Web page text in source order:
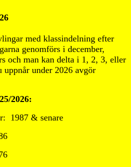
med klassindelning efter
genomförs i december,
och man kan delta i 1, 2, 3, eller
under 2026 avgör
2026:
1987 & senare